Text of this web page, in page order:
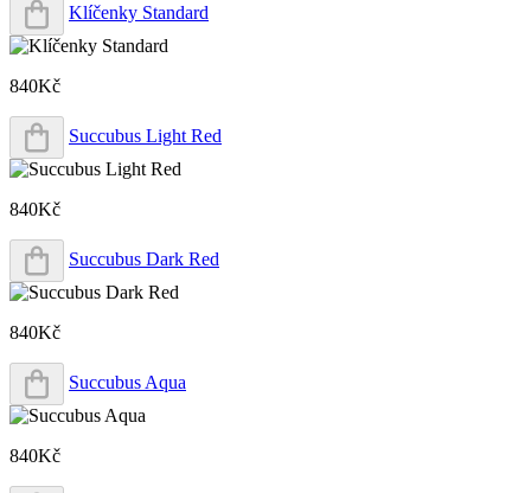
Klíčenky Standard
840Kč
Succubus Light Red
840Kč
Succubus Dark Red
840Kč
Succubus Aqua
840Kč